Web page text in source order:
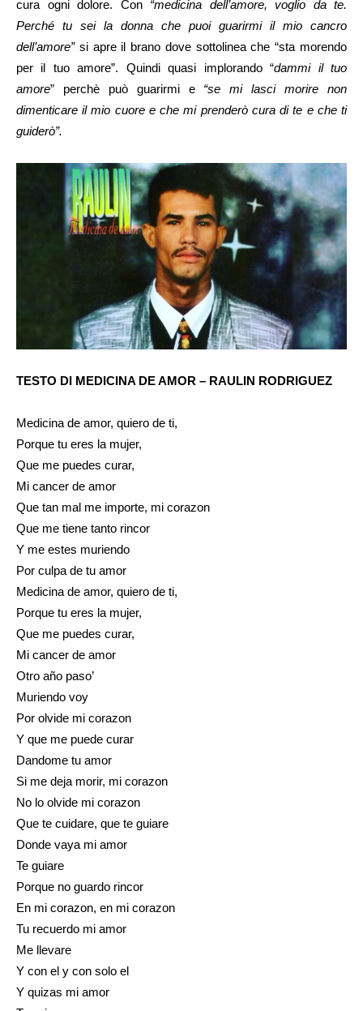
cura ogni dolore. Con “medicina dell’amore, voglio da te.
Perché tu sei la donna che puoi guarirmi il mio cancro
dell’amore”si apre il brano dove sottolinea che “sta morendo
per il tuo amore”. Quindi quasi implorando “dammi il tuo
amore” perchè può guarirmi e “se mi lasci morire non
dimenticare il mio cuore e che mi prenderò cura di te e che ti
guiderò”.
TESTO DI MEDICINA DE AMOR – RAULIN RODRIGUEZ
Medicina de amor, quiero de ti,
Porque tu eres la mujer,
Que me puedes curar,
Mi cancer de amor
Que tan mal me importe, mi corazon
Que me tiene tanto rincor
Y me estes muriendo
Por culpa de tu amor
Medicina de amor, quiero de ti,
Porque tu eres la mujer,
Que me puedes curar,
Mi cancer de amor
Otro año paso’
Muriendo voy
Por olvide mi corazon
Y que me puede curar
Dandome tu amor
Si me deja morir, mi corazon
No lo olvide mi corazon
Que te cuidare, que te guiare
Donde vaya mi amor
Te guiare
Porque no guardo rincor
En mi corazon, en mi corazon
Tu recuerdo mi amor
Me llevare
Y con el y con solo el
Y quizas mi amor